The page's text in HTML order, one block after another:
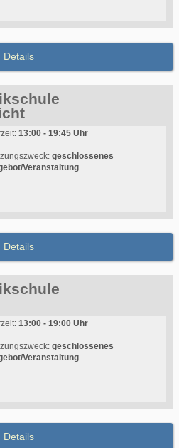
Details
13:00 - 19:45 Uhr
geschlossenes
Veranstaltung
Details
13:00 - 19:00 Uhr
geschlossenes
Veranstaltung
Details